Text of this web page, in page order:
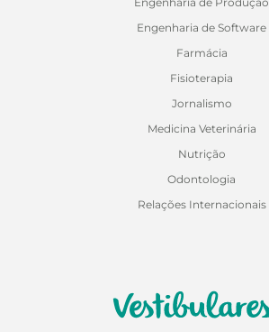
Engenharia de Software
Farmácia
Fisioterapia
Jornalismo
Medicina Veterinária
Nutrição
Odontologia
Relações Internacionais